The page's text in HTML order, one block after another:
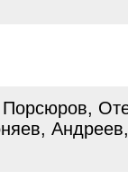
Порсюров,